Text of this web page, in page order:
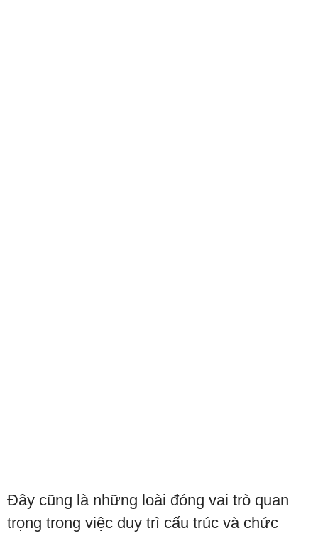
Đây cũng là những loài đóng vai trò quan
trọng trong việc duy trì cấu trúc và chức